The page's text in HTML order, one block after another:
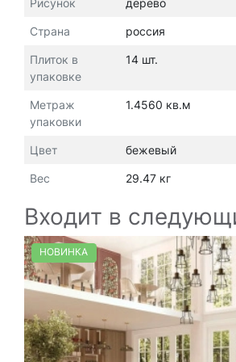
Рисунок дерево
Страна россия
Плиток в
упаковке
14 шт.
Метраж
упаковки
1.4560 кв.м
Цвет бежевый
Вес 29.47 кг
Входит в
НОВИНКА